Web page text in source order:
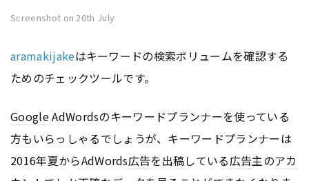
Screenshot on 20th July
aramakijakeはキーワードの検索ボリュームを確認する
ためのチェックツールです。
GoogleAdWordsのキーワードプランナーを使っている
方もいらっしゃるでしょうが、キーワードプランナーは
2016年夏からAdWords広告を出稿している広告主のアカ